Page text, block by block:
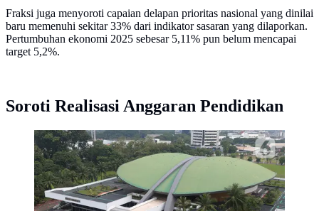
Fraksi juga menyoroti capaian delapan prioritas nasional yang dinilai
baru memenuhi sekitar 33% dari indikator sasaran yang dilaporkan.
Pertumbuhan ekonomi 2025 sebesar 5,11% pun belum mencapai
target 5,2%.
Soroti Realisasi Anggaran Pendidikan
Pemandangan Gedung Nusantara atau Gedung Kura-
Kura di Kompleks Parlemen, Senayan, Jakarta, Kamis
(19/5/2022). DPR RI menganggarkan Rp 4,5 miliar
untuk pengecatan, waterproofing, dan sejumlah
komponen terkait dome Gedung Kura-Kura.
(Liputan6.com/Angga Yuniar)